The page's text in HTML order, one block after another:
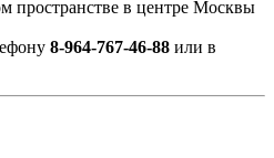
пространстве в центре Москвы
8-964-767-46-88 или в